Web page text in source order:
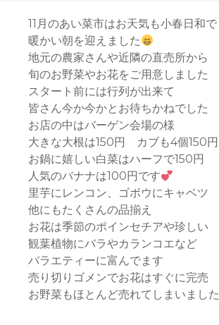
11月のあい菜市はお天気も小春日和で
暖かい朝を迎えました
地元の農家さんや近隣の直売所から
旬のお野菜やお花をご用意しました
スタート前には行列が出来て
皆さん今か今かとお待ちかねでした
お店の中はバーゲン会場の様
大きな大根は150円 カブも4個150円
お鍋に嬉しい白菜はハーフで150円
人気のバナナは100円です
里芋にレンコン、ゴボウにキャベツ
他にもたくさんの品揃え
お花は季節のポインセチアや珍しい
観葉植物にバラやカランコエなど
バラエティーに富んでます
売り切りゴメンでお花はすぐに完売
お野菜もほとんど売れてしまいました